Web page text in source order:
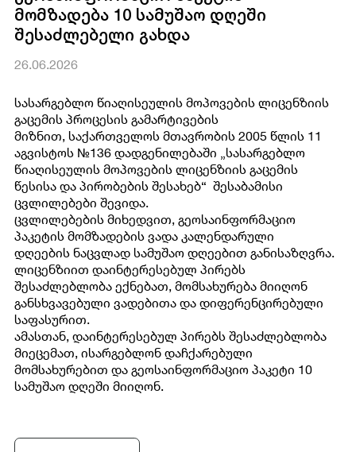
მომზადება 10 სამუშაო დღეში
შესაძლებელი გახდა
26.06.2026
სასარგებლო წიაღისეულის მოპოვების ლიცენზიის
გაცემის პროცესის გამარტივების
მიზნით, საქართველოს მთავრობის 2005 წლის 11
აგვისტოს №136 დადგენილებაში „სასარგებლო
წიაღისეულის მოპოვების ლიცენზიის გაცემის
წესისა და პირობების შესახებ“ შესაბამისი
ცვლილებები შევიდა.
ცვლილებების მიხედვით, გეოსაინფორმაციო
პაკეტის მომზადების ვადა კალენდარული
დღეების ნაცვლად სამუშაო დღეებით განისაზღვრა.
ლიცენზიით დაინტერესებულ პირებს
შესაძლებლობა ექნებათ, მომსახურება მიიღონ
განსხვავებული ვადებითა და დიფერენცირებული
საფასურით.
ამასთან, დაინტერესებულ პირებს შესაძლებლობა
მიეცემათ, ისარგებლონ დაჩქარებული
მომსახურებით და გეოსაინფორმაციო პაკეტი 10
სამუშაო დღეში მიიღონ.